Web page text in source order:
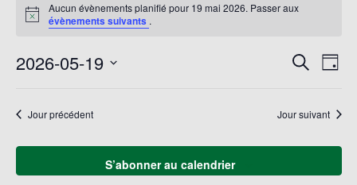
for
mai
2026
Notice
Aucun évènements planifié pour 19 mai 2026. Passer aux
évènements suivants .
de
vues
Recherche
de
Jour
2026-05-19
date.Jour précédent Jour suivant
S’abonner au calendrier